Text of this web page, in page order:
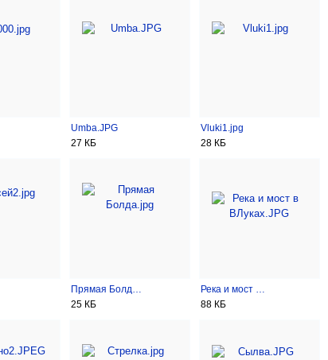
Umba.JPG
27 КБ
Vluki1.jpg
28 КБ
Прямая Болд…
25 КБ
Река и мост …
88 КБ